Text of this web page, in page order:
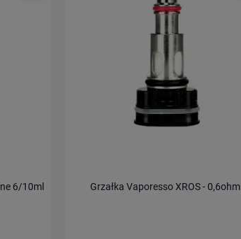
6/10ml
Grzałka Vaporesso XROS - 0,6ohm